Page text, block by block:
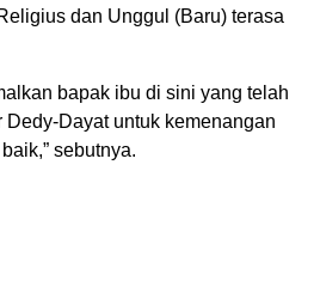
dan Unggul (Baru) terasa
bapak ibu di sini yang telah
Dayat untuk kemenangan
sebutnya.